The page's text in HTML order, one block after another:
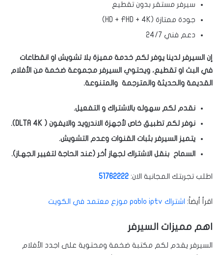
سيرفر مستقر بدون تقطيع
جودة ممتازة (HD + FHD + 4K)
دعم فني 24/7
إن السيرفر لدينا يوفر لكم خدمة مميزة بلا تشويش او انقطاعات
في البث او تقطيع، ويحتوي السيرفر مجموعة ضخمة من الأفلام
القديمة والحديثة والمترجمة والمتنوعة.
نقدم لكم سهوله بالاشتراك و التفعيل.
نوفر لكم تطبيق خاص لأجهزة الاندرويد والايفون ( DLTA 4K).
يتميز السيرفر بثبات القنوات وعدم التشويش.
السماح بنقل الاشتراك لجهاز أخر (عند الحاجة لتغيير الجهـاز).
اطلب تجربتك المجانية الان: 51762222
اقرأ أيضاً: اشتراك pablo iptv موزع معتمد في الكويت
اهم مميزات السيرفر
السيرفر يقدم لكم مكتبة ضخمة ومحتوية على اجدد الأفلام